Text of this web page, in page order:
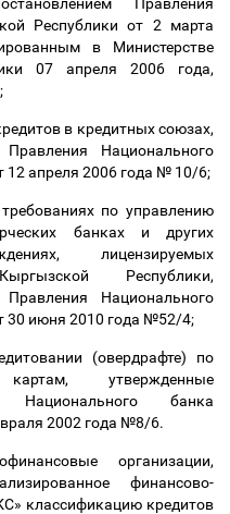
Республики от 2 марта
в Министерстве
07 апреля 2006 года,
в кредитных союзах,
Правления Национального
12 апреля 2006 года № 10/6;
по управлению
банках и других
лицензируемых
Республики,
Правления Национального
30 июня 2010 года №52/4;
(овердрафте) по
утвержденные
Национального банка
2002 года №8/6.
организации,
финансово-
классификацию кредитов